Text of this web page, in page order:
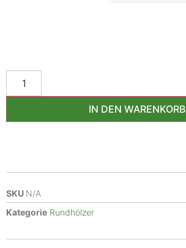
IN DEN WARENKORB
SKU N/A
Kategorie Rundhölzer